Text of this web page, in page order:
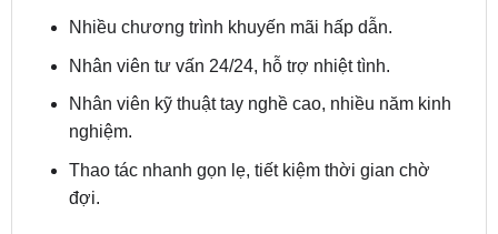
Nhiều chương trình khuyến mãi hấp dẫn.
Nhân viên tư vấn 24/24, hỗ trợ nhiệt tình.
Nhân viên kỹ thuật tay nghề cao, nhiều năm kinh
nghiệm.
Thao tác nhanh gọn lẹ, tiết kiệm thời gian chờ
đợi.